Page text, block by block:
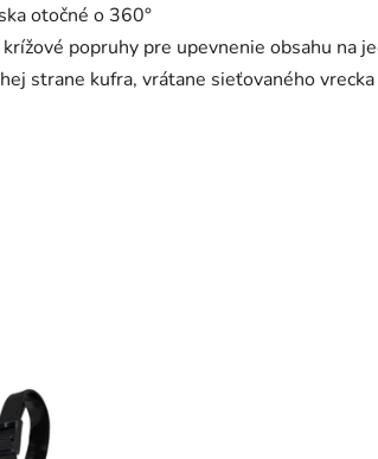
otočné o 360°
krížové popruhy pre upevnenie obsahu na
strane kufra, vrátane sieťovaného